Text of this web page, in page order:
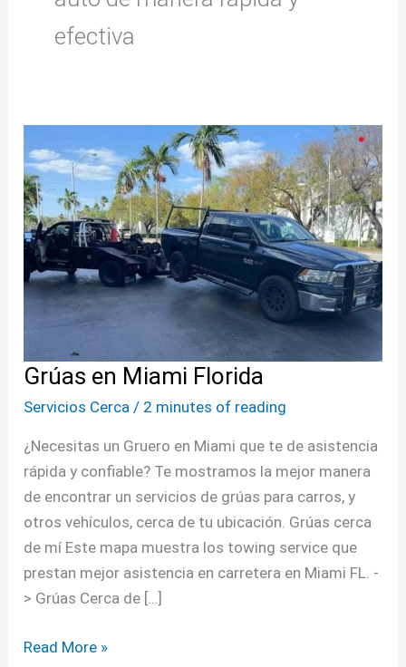
efectiva
Grúas en Miami Florida
Servicios Cerca / 2 minutes of reading
¿Necesitas un Gruero en Miami que te de asistencia
rápida y confiable? Te mostramos la mejor manera
de encontrar un servicios de grúas para carros, y
otros vehículos, cerca de tu ubicación. Grúas cerca
de mí Este mapa muestra los towing service que
prestan mejor asistencia en carretera en Miami FL. -
> Grúas Cerca de […]
en
Miami
Florida
Read More »